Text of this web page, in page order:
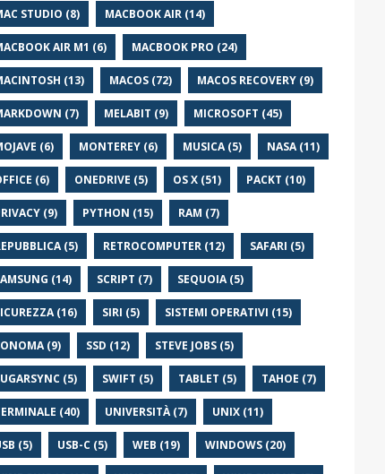
STUDIO (8) MACBOOK AIR (14)
AIR M1 (6) MACBOOK PRO (24)
(13) MACOS (72) MACOS RECOVERY (9)
(7) MELABIT (9) MICROSOFT (45)
(6) MONTEREY (6) MUSICA (5) NASA (11)
(6) ONEDRIVE (5) OS X (51) PACKT (10)
(9) PYTHON (15) RAM (7)
(5) RETROCOMPUTER (12) SAFARI (5)
(14) SCRIPT (7) SEQUOIA (5)
(16) SIRI (5) SISTEMI OPERATIVI (15)
(9) SSD (12) STEVE JOBS (5)
(5) SWIFT (5) TABLET (5) TAHOE (7)
(40) UNIVERSITÀ (7) UNIX (11)
(5) USB-C (5) WEB (19) WINDOWS (20)